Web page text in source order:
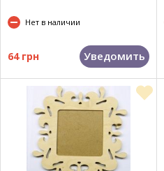
Нет в наличии
64 грн Уведомить